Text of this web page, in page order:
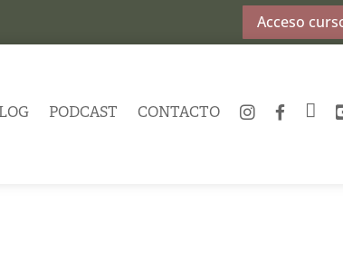
Acceso
PODCAST CONTACTO INSTAGRAM